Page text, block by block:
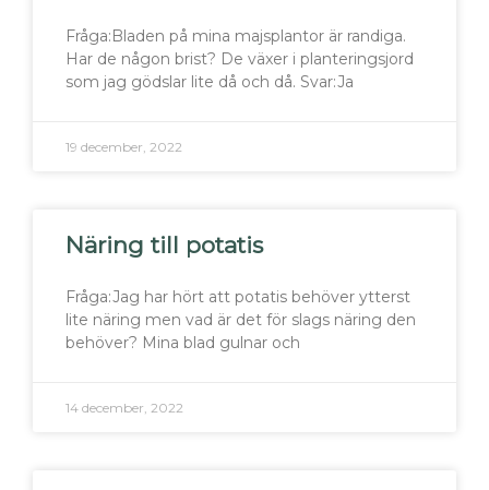
Fråga:Bladen på mina majsplantor är randiga.
Har de någon brist? De växer i planteringsjord
som jag gödslar lite då och då. Svar:Ja
19 december, 2022
Näring till potatis
Fråga:Jag har hört att potatis behöver ytterst
lite näring men vad är det för slags näring den
behöver? Mina blad gulnar och
14 december, 2022